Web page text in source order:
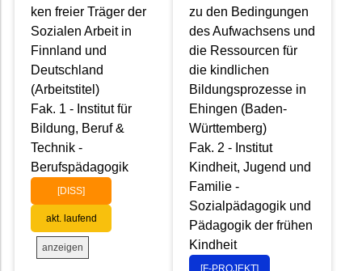
ken freier Träger der
Sozialen Arbeit in
Finnland und
Deutschland
(Arbeitstitel)
Fak. 1 - Institut für
Bildung, Beruf &
Technik -
Berufspädagogik
[DISS]
akt. laufend
anzeigen
zu den Bedingungen
des Aufwachsens und
die Ressourcen für
die kindlichen
Bildungsprozesse in
Ehingen (Baden-
Württemberg)
Fak. 2 - Institut
Kindheit, Jugend und
Familie -
Sozialpädagogik und
Pädagogik der frühen
Kindheit
[F-PROJEKT]